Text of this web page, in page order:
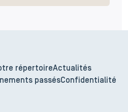
répertoireActualités
passésConfidentialité